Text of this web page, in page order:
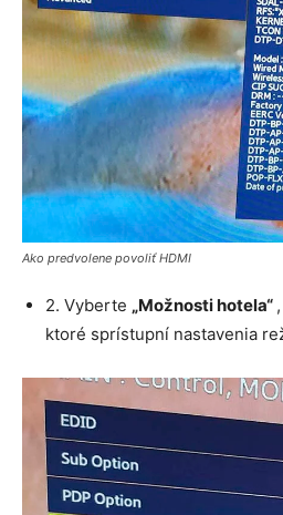
Ako predvolene povoliť HDMI
2. Vyberte „Možnosti hotela“
ktoré sprístupní nastavenia